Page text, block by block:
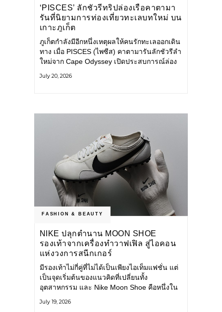
‘PISCES’ ลักชัวรีทริปล่องเรือคาตามา
รันที่นิยามการท่องเที่ยวทะเลบทใหม่ บน
เกาะภูเก็ต
ภูเก็ตกำลังมีอีกหนึ่งเหตุผลให้คนรักทะเลออกเดิน
ทาง เมื่อ PISCES (ไพซีส) คาตามารันลักชัวรีลำ
ใหม่จาก Cape Odyssey เปิดประสบการณ์ล่อง
ไป ผสานความสะดวกสบายแบบโรงแรมระดับ
July 20, 2026
FASHION & BEAUTY
NIKE ปลุกตำนาน MOON SHOE
รองเท้าจากเครื่องทำวาฟเฟิล สู่ไอคอน
แห่งวงการสนีกเกอร์
มีรองเท้าไม่กี่คู่ที่ไม่ได้เป็นเพียงไอเท็มแฟชั่น แต่
เป็นจุดเริ่มต้นของแนวคิดที่เปลี่ยนทั้ง
อุตสาหกรรม และ Nike Moon Shoe คือหนึ่งใน
ศตวรรษก่อน กำลังกลับมาอีกครั้ง พร้อมพาเรื่อง
July 19, 2026